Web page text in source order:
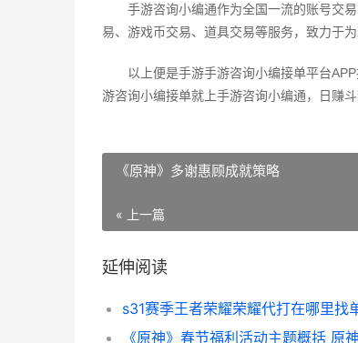
手游咨询小编通作为全国一流的账号交
易、游戏币交易、道具交易等服务，致力于
以上便是手游手游咨询小编接单平台
游咨询小编接单就上手游咨询小编通，日赚斗
《原神》多谢惠顾成就策略
« 上一篇
延伸阅读